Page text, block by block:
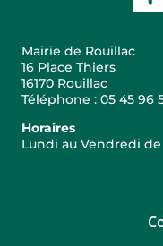
Mairie de Rouillac
16 Place Thiers
16170 Rouillac
Téléphone : 05 45 96
Horaires
Lundi au Vendredi de